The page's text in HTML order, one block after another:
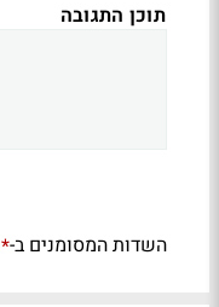
תוכן התגובה
השדות המסומנים ב-*